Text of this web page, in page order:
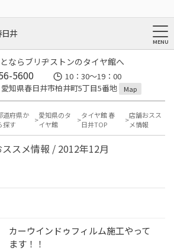
井
ならブリヂストンのタイヤ館へ
5600
10：30～19：00
知県春日井市柏井町5丁目5番地
Map
道府県か
探す
愛知県のタ
イヤ館
タイヤ館 春
日井TOP
店舗おスス
メ情報
スメ情報 / 2012年12月
カーウインドゥフィルム施工やって
ます！！